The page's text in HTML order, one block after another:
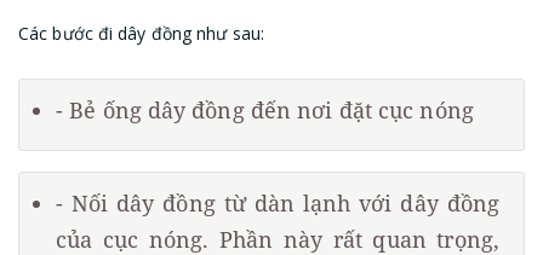
Các bước đi dây đồng như sau:
- Bẻ ống dây đồng đến nơi đặt cục nóng
- Nối dây đồng từ dàn lạnh với dây đồng
của cục nóng. Phần này rất quan trọng,